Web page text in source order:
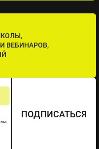
ВЕБИНАРОВ,
ПОДПИСАТЬСЯ